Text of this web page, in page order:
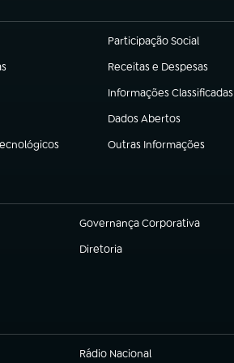
Participação Social
(abre em nova aba)
Receitas e Despesas
(abre em nova aba)
Informações Classificadas
(abre em nova aba)
Dados Abertos
(abre em nova aba)
Outras Informações
(abre em nova aba)
Governança Corporativa
(abre em nova aba)
Diretoria
(abre em nova aba)
Rádio Nacional